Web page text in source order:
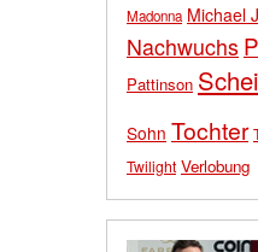
Madonna Michael
Nachwuchs
Pattinson
Sohn Tochter
Twilight Verlobung